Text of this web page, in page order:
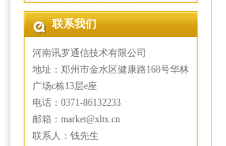
联系我们
河南讯罗通信技术有限公司
地址：郑州市金水区健康路168号华林
广场c栋13层e座
电话：0371-86132233
邮箱：market@xltx.cn
联系人：钱先生